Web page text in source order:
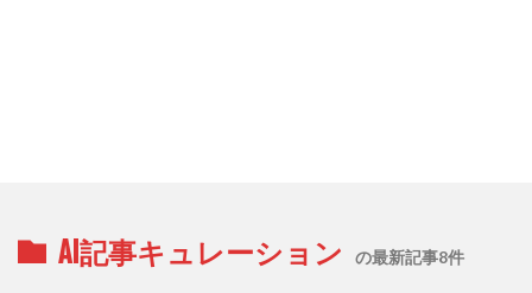
AI記事キュレーション の最新記事8件